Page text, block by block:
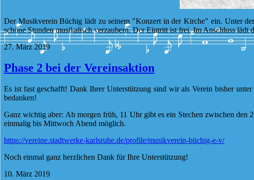
Der Musikverein Büchig lädt zu seinem "Konzert in der Kirche" ein. Unter
schöne Stunden musikalisch verzaubern. Der Eintritt ist frei. Im Anschluss
27. März 2019
Phase 2 bei der Vereinsaktion
Es ist fast geschafft! Dank Ihrer Unterstützung sind wir als Verein bisher
bedanken!
Ganz wichtig aber: Ab morgen früh, 11 Uhr gibt es ein Stechen zwischen den
einmalig bis Mittwoch Abend möglich.
https://vereine.stadtwerke-karlsruhe.de/profile/musikverein-büchig-e-v/
Noch einmal ganz herzlichen Dank für Ihre Unterstützung!
10. März 2019